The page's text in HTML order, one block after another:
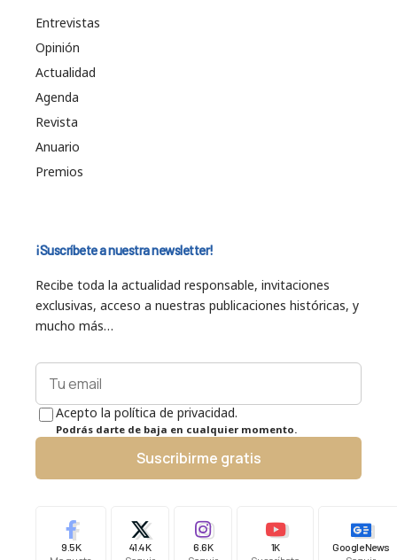
Entrevistas
Opinión
Actualidad
Agenda
Revista
Anuario
Premios
¡Suscríbete a nuestra newsletter!
Recibe toda la actualidad responsable, invitaciones
exclusivas, acceso a nuestras publicaciones históricas, y
mucho más…
Acepto la política de privacidad.
Podrás darte de baja en cualquier momento.
Suscribirme gratis
9.5K 41.4K 6.6K 1K Google News